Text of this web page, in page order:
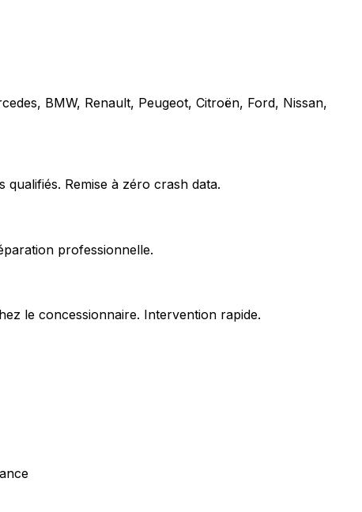
BMW, Renault, Peugeot, Citroën, Ford, Nissan,
Remise à zéro crash data.
professionnelle.
le concessionnaire. Intervention rapide.